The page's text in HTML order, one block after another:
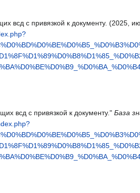
всд с привязкой к документу. (2025,
всд с привязкой к документу." База